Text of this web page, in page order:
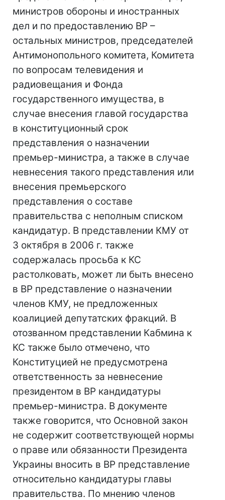
министров обороны и иностранных
дел и по предоставлению ВР –
остальных министров, председателей
Антимонопольного комитета, Комитета
по вопросам телевидения и
радиовещания и Фонда
государственного имущества, в
случае внесения главой государства
в конституционный срок
представления о назначении
премьер-министра, а также в случае
невнесения такого представления или
внесения премьерского
представления о составе
правительства с неполным списком
кандидатур. В представлении КМУ от
3 октября в 2006 г. также
содержалась просьба к КС
растолковать, может ли быть внесено
в ВР представление о назначении
членов КМУ, не предложенных
коалицией депутатских фракций. В
отозванном представлении Кабмина к
КС также было отмечено, что
Конституцией не предусмотрена
ответственность за невнесение
президентом в ВР кандидатуры
премьер-министра. В документе
также говорится, что Основной закон
не содержит соответствующей нормы
о праве или обязанности Президента
Украины вносить в ВР представление
относительно кандидатуры главы
правительства. По мнению членов